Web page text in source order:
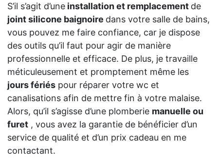
S’il s’agit d’une installation et remplacement de
joint silicone baignoire dans votre salle de bains,
vous pouvez me faire confiance, car je dispose
des outils qu’il faut pour agir de manière
professionnelle et efficace. De plus, je travaille
méticuleusement et promptement même les
jours fériés pour réparer votre wc et
canalisations afin de mettre fin à votre malaise.
Alors, qu’il s’agisse d’une plomberie manuelle ou
furet , vous avez la garantie de bénéficier d’un
service de qualité et d’un prix cadeau en me
contactant.